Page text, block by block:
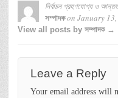
নির্বাচন গ্রহণযোগ্য ও
সম্পাদকon January
View all posts by সম্পাদক →
Leave a Reply
Your email address will